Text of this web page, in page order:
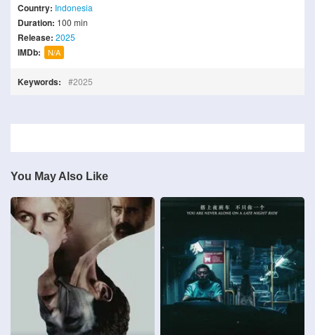
Country: Indonesia
Duration: 100 min
Release: 2025
IMDb: N/A
Keywords: 2025
You May Also Like